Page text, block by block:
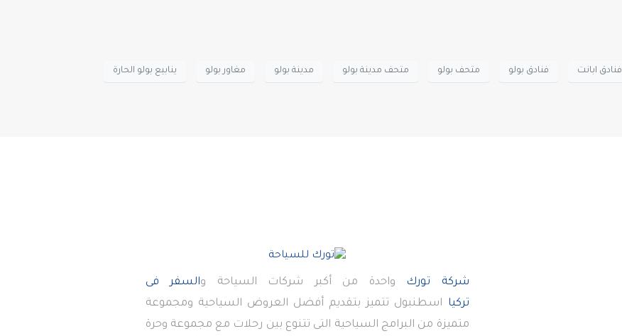
فنادق ابانت فنادق بولو متحف بولو متحف مدينة بولو مدينة بولو مغاور بولو ينابيع بولو الحارة
شركة تورك واحدة من أكبر شركات السياحة والسفر فى
تركيا اسطنبول تتميز بتقديم أفضل العروض السياحية ومجموعة
متميزة من البرامج السياحية التى تتنوع بين رحلات مع مجموعة وحرة